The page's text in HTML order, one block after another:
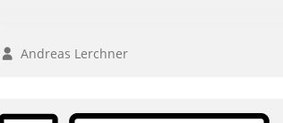
Andreas Lerchner